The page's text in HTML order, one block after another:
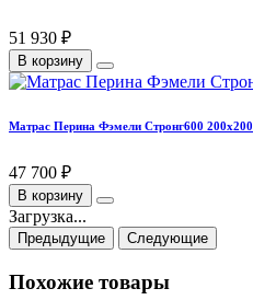
51 930 ₽
В корзину
Матрас Перина Фэмели Стронг600 200х200
47 700 ₽
В корзину
Загрузка...
Предыдущие Следующие
Похожие товары